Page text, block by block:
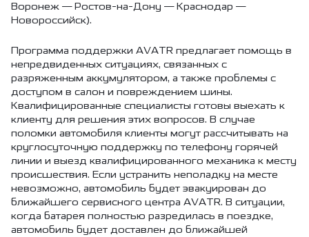
Воронеж — Ростов-на-Дону — Краснодар —
Новороссийск).
Программа поддержки AVATR предлагает помощь в
непредвиденных ситуациях, связанных с
разряженным аккумулятором, а также проблемы с
доступом в салон и повреждением шины.
Квалифицированные специалисты готовы выехать к
клиенту для решения этих вопросов. В случае
поломки автомобиля клиенты могут рассчитывать на
круглосуточную поддержку по телефону горячей
линии и выезд квалифицированного механика к месту
происшествия. Если устранить неполадку на месте
невозможно, автомобиль будет эвакуирован до
ближайшего сервисного центра AVATR. В ситуации,
когда батарея полностью разредилась в поездке,
автомобиль будет доставлен до ближайшей